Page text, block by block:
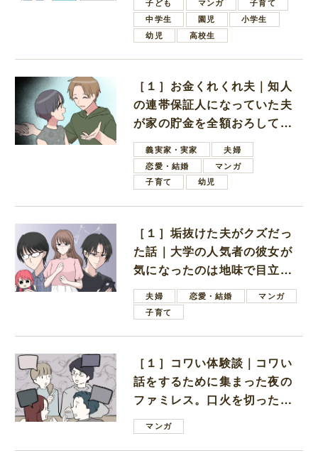
子ども
マンガ
子育て
中学生
園児
小学生
幼児
高校生
［１］お金くれくれ夫｜知人
の連帯保証人になっていた夫
が家の貯金を全額おろしてほ
しいと言ってきた
義実家・実家
夫婦
恋愛・結婚
マンガ
子育て
幼児
［１］垢抜けた夫がクズだっ
た話｜大学の人気者の彼女が
気になったのは地味で目立た
ない男子学生
夫婦 恋愛・結婚
マンガ
子育て
［１］コワい体験談｜コワい
話をするために集まった夜の
ファミレス。口火を切ったの
は電車好きの男の子ママ
マンガ